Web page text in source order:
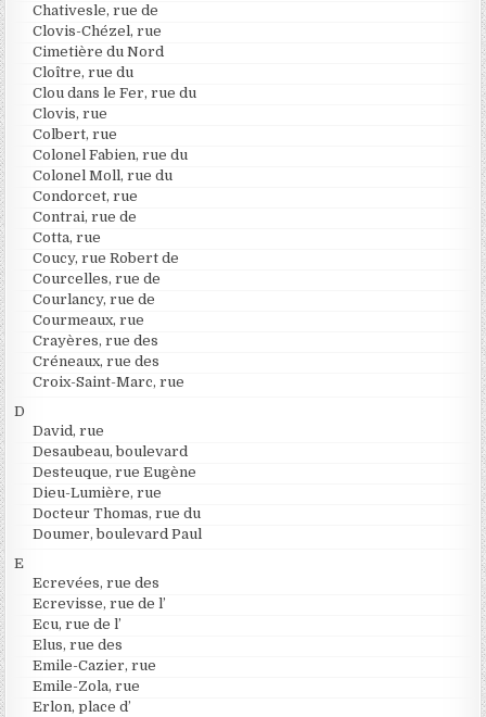
Chativesle, rue de
Clovis-Chézel, rue
Cimetière du Nord
Cloître, rue du
Clou dans le Fer, rue du
Clovis, rue
Colbert, rue
Colonel Fabien, rue du
Colonel Moll, rue du
Condorcet, rue
Contrai, rue de
Cotta, rue
Coucy, rue Robert de
Courcelles, rue de
Courlancy, rue de
Courmeaux, rue
Crayères, rue des
Créneaux, rue des
Croix-Saint-Marc, rue
D
David, rue
Desaubeau, boulevard
Desteuque, rue Eugène
Dieu-Lumière, rue
Docteur Thomas, rue du
Doumer, boulevard Paul
E
Ecrevées, rue des
Ecrevisse, rue de l’
Ecu, rue de l’
Elus, rue des
Emile-Cazier, rue
Emile-Zola, rue
Erlon, place d’